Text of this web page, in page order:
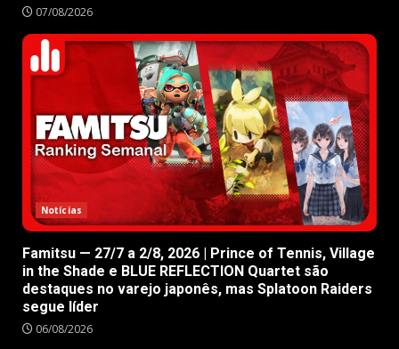
07/08/2026
Notícias
Famitsu — 27/7 a 2/8, 2026 | Prince of Tennis, Village
in the Shade e BLUE REFLECTION Quartet são
destaques no varejo japonês, mas Splatoon Raiders
segue líder
06/08/2026